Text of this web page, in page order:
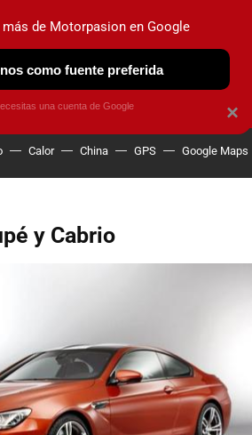
ELÉCTRICOS OBSERVATORIO
Calor China GPS Google Maps
y Cabrio
×
más de Motorpasion en Google
como fuente preferida
una cuenta de Google